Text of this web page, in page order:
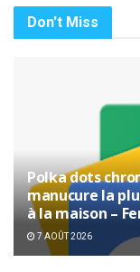
Don't Miss
Polka dots
manucure la
à la maison –
7 AOÛT 2026